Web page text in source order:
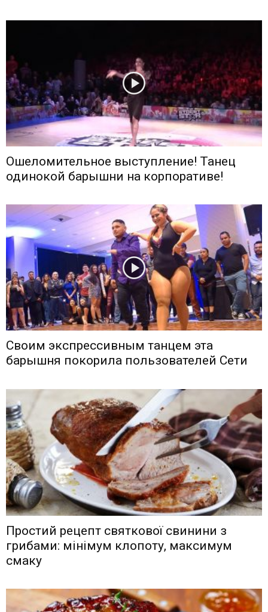
Ошеломительное выступление! Танец
одинокой барышни на корпоративе!
Своим экспрессивным танцем эта
барышня покорила пользователей Сети
Простий рецепт святкової свинини з
грибами: мінімум клопоту, максимум
смаку